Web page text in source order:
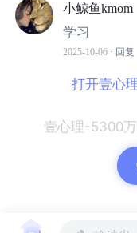
此外，由于恋爱中的
行都会受到恋人的影
得不再清晰，恋人逐
因此，失恋就好像失
怀疑没有了对方的自
小鲸鱼kmom
学习
2025-10-06 · 回复
打开壹心
壹心理-5300